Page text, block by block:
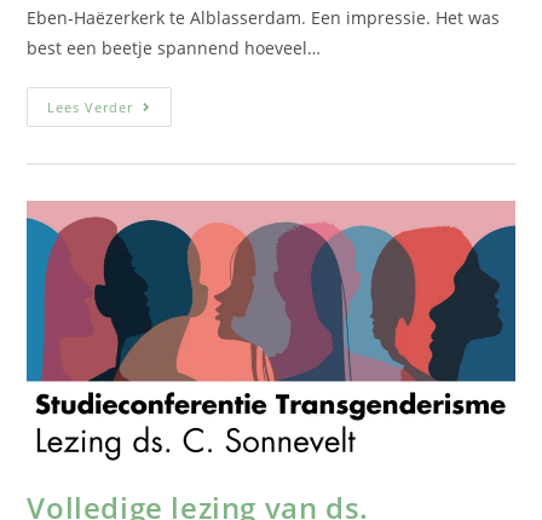
Eben-Haëzerkerk te Alblasserdam. Een impressie. Het was
best een beetje spannend hoeveel…
Lees Verder
Volledige lezing van ds.